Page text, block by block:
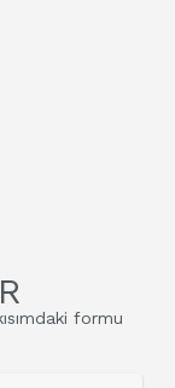
formu